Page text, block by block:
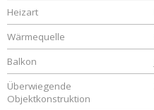
Heizart
Wärmequelle
Balkon
Überwiegende
Objektkonstruktion